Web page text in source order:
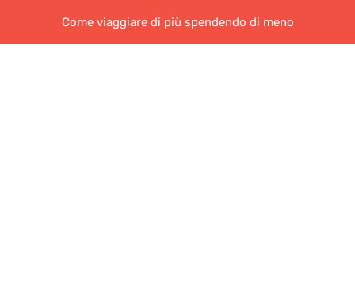
Come viaggiare di più spendendo di meno